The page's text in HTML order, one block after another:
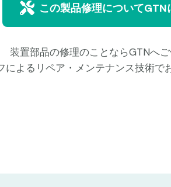
この製品修理についてGTN
装置部品の修理のことならGTNへご
によるリペア・メンテナンス技術で